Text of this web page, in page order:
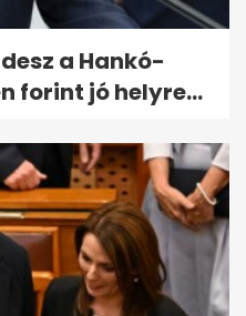
a Hankó-
forint jó helyre...